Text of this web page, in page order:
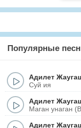
Популярные
Адилет
Суй ия
Адилет
Маган унаган
Адилет